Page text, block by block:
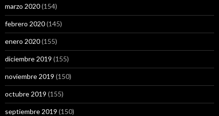
marzo 2020(154)
febrero 2020(145)
enero 2020(155)
diciembre 2019 (155)
noviembre 2019 (150)
octubre 2019 (155)
septiembre 2019 (150)